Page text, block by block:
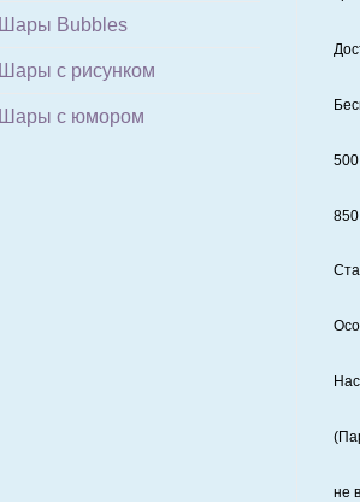
Шары Bubbles
Шары с рисунком
Шары с юмором
500
850
не